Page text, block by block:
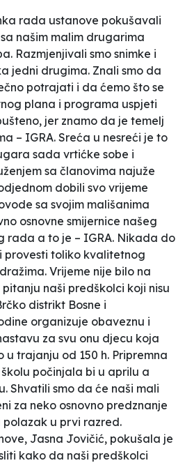
rada ustanove pokušavali
našim malim drugarima
Razmjenjivali smo snimke i
jedni drugima. Znali smo da
potrajati i da ćemo što se
plana i programa uspjeti
jer znamo da je temelj
– IGRA. Sreća u nesreći je to
sada vrtićke sobe i
sa članovima najuže
dobili svo vrijeme
sa svojim mališanima
osnovne smijernice našeg
rada a to je – IGRA. Nikada do
provesti toliko kvalitetnog
Vrijeme nije bilo na
naši predškolci koji nisu
distrikt Bosne i
organizuje obaveznu i
za svu onu djecu koja
u trajanju od 150 h. Pripremna
počinjala bi u aprilu a
Shvatili smo da će naši mali
za neko osnovno predznanje
polazak u prvi razred.
Jasna Jovičić, pokušala je
kako da naši predškolci